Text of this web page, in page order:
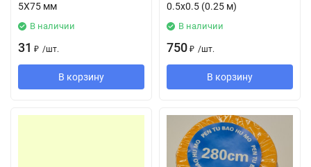
5Х75 мм
В наличии
31 ₽ /шт.
В корзину
0.5х0.5 (0.25 м)
В наличии
750 ₽ /шт.
В корзину